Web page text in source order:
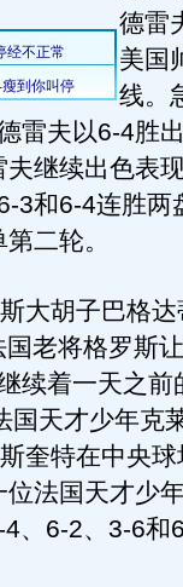
德雷
美国
线。
雷夫以6-4胜
继续出色表
3和6-4连胜两
二轮。
胡子巴格达
老将格罗斯
续着一天之前
天才少年克
奎特在中央
法国天才少
、6-2、3-6和